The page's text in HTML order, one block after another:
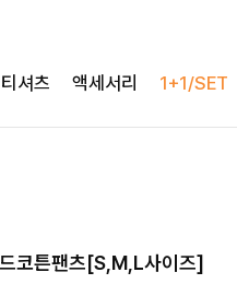
티셔츠 액세서리 1+1/SET
코튼팬츠[S,M,L사이즈]